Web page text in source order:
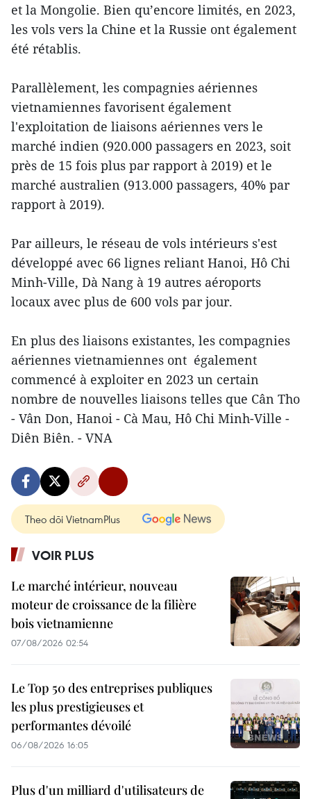
et la Mongolie. Bien qu’encore limités, en 2023,
les vols vers la Chine et la Russie ont également
été rétablis.
Parallèlement, les compagnies aériennes
vietnamiennes favorisent également
l'exploitation de liaisons aériennes vers le
marché indien (920.000 passagers en 2023, soit
près de 15 fois plus par rapport à 2019) et le
marché australien (913.000 passagers, 40% par
rapport à 2019).
Par ailleurs, le réseau de vols intérieurs s'est
développé avec 66 lignes reliant Hanoi, Hô Chi
Minh-Ville, Dà Nang à 19 autres aéroports
locaux avec plus de 600 vols par jour.
En plus des liaisons existantes, les compagnies
aériennes vietnamiennes ont également
commencé à exploiter en 2023 un certain
nombre de nouvelles liaisons telles que Cân Tho
- Vân Don, Hanoi - Cà Mau, Hô Chi Minh-Ville -
Diên Biên. - VNA
Theo dõi VietnamPlus
VOIR PLUS
Le marché intérieur, nouveau
moteur de croissance de la filière
bois vietnamienne
07/08/2026 02:54
Le Top 50 des entreprises publiques
les plus prestigieuses et
performantes dévoilé
06/08/2026 16:05
Plus d'un milliard d'utilisateurs de